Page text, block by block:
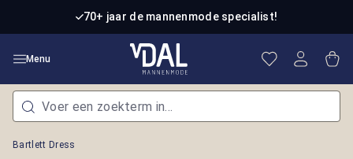
Ga naar de hoofdinhoud70+ jaar de mannenmode specialist!
Menu Je hebt 0
Bartlett Dress